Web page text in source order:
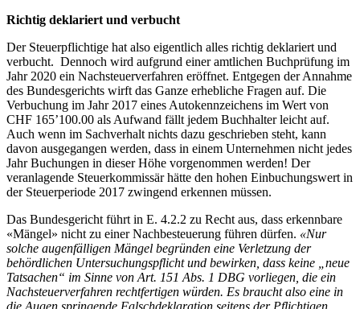
Richtig deklariert und verbucht
Der Steuerpflichtige hat also eigentlich alles richtig deklariert und
verbucht. Dennoch wird aufgrund einer amtlichen Buchprüfung im
Jahr 2020 ein Nachsteuerverfahren eröffnet. Entgegen der Annahme
des Bundesgerichts wirft das Ganze erhebliche Fragen auf. Die
Verbuchung im Jahr 2017 eines Autokennzeichens im Wert von
CHF 165’100.00 als Aufwand fällt jedem Buchhalter leicht auf.
Auch wenn im Sachverhalt nichts dazu geschrieben steht, kann
davon ausgegangen werden, dass in einem Unternehmen nicht jedes
Jahr Buchungen in dieser Höhe vorgenommen werden! Der
veranlagende Steuerkommissär hätte den hohen Einbuchungswert in
der Steuerperiode 2017 zwingend erkennen müssen.
Das Bundesgericht führt in E. 4.2.2 zu Recht aus, dass erkennbare
«Mängel» nicht zu einer Nachbesteuerung führen dürfen. «Nur
solche augenfälligen Mängel begründen eine Verletzung der
behördlichen Untersuchungspflicht und bewirken, dass keine „neue
Tatsachen“ im Sinne von Art. 151 Abs. 1 DBG vorliegen, die ein
Nachsteuerverfahren rechtfertigen würden. Es braucht also eine in
die Augen springende Falschdeklaration seitens der Pflichtigen,